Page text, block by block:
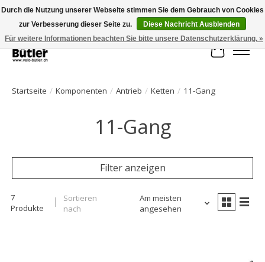
Große Auswahl an Produkten und schneller Versand!
Ihr
Startseite / Komponenten / Antrieb / Ketten / 11-Gang
11-Gang
Filter anzeigen
7
Produkte
Sortieren
nach
Am meisten
angesehen
Durch die Nutzung unserer Webseite stimmen Sie dem Gebrauch von Cookies
zur Verbesserung dieser Seite zu.
Diese Nachricht Ausblenden
Für weitere Informationen beachten Sie bitte unsere Datenschutzerklärung. »